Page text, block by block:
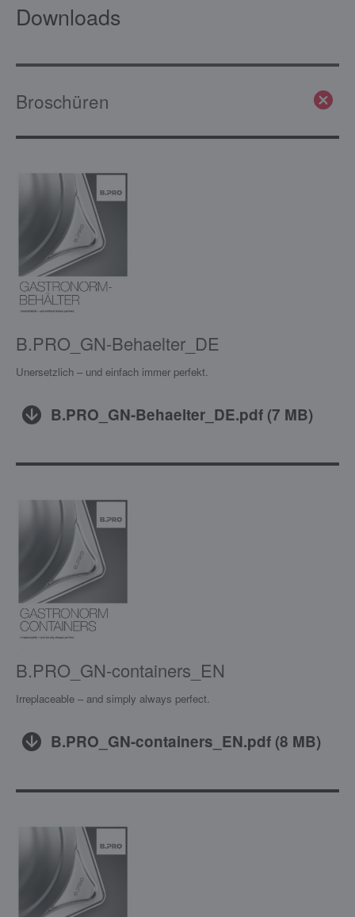
Downloads
Broschüren
B.PRO_GN-Behaelter_DE
Unersetzlich – und einfach immer perfekt.
B.PRO_GN-Behaelter_DE.pdf (7 MB)
B.PRO_GN-containers_EN
Irreplaceable – and simply always perfect.
B.PRO_GN-containers_EN.pdf (8 MB)